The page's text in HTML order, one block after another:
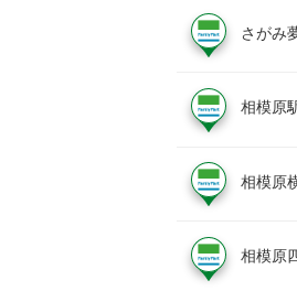
さがみ
相模原
相模原
相模原